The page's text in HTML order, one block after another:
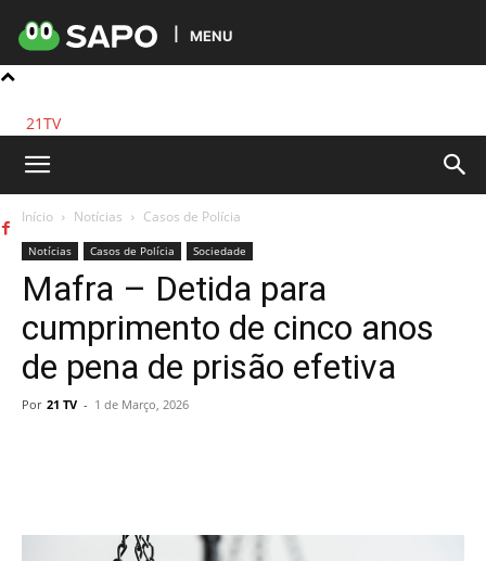
MENU
21TV
Início Notícias Casos de Polícia
Notícias Casos de Polícia Sociedade
Mafra – Detida para
cumprimento de cinco anos
de pena de prisão efetiva
Por 21 TV - 1 de Março, 2026